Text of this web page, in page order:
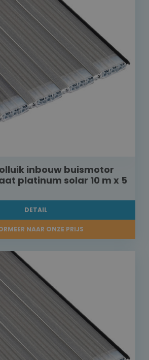
inbouw buismotor
platinum solar 10 m x 5
DETAIL
NAAR ONZE PRIJS